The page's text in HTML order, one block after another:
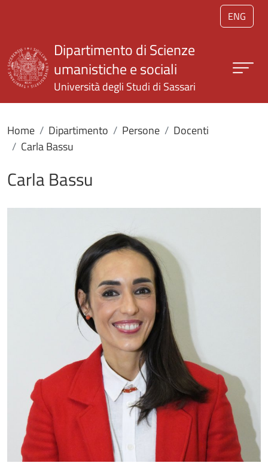
Salta al contenuto principale
ENG
Dipartimento di Scienze
umanistiche e sociali
Università degli Studi di Sassari
Home Dipartimento Persone
Docenti
Carla Bassu
Carla Bassu